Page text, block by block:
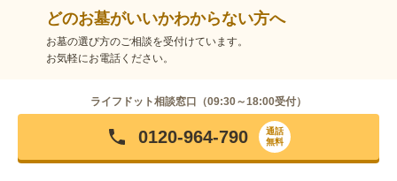
どのお墓がいいかわからない方へ
お墓の選び方のご相談を受付けています。
お気軽にお電話ください。
ライフドット相談窓口（09:30～18:00受付）
0120-964-790
通話
無料